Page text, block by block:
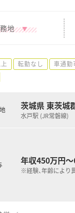
地
転勤なし 車通勤
茨城県 東茨城
水戸駅 (JR常磐線)
年収450万円
※経験、年齢により